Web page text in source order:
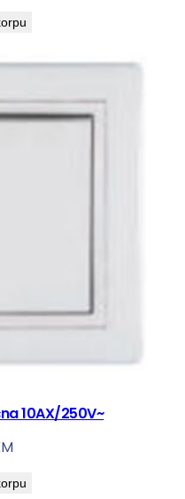
10AX/250V~